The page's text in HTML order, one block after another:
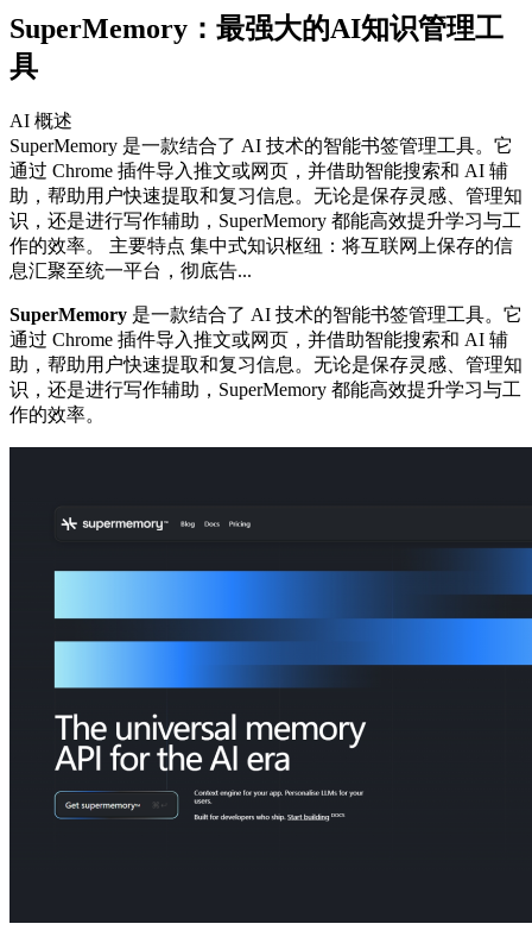
SuperMemory：最强大的AI知识管理工
具
AI 概述
SuperMemory 是一款结合了 AI 技术的智能书签管理工具。它
通过 Chrome 插件导入推文或网页，并借助智能搜索和 AI 辅
助，帮助用户快速提取和复习信息。无论是保存灵感、管理知
识，还是进行写作辅助，SuperMemory 都能高效提升学习与工
作的效率。 主要特点 集中式知识枢纽：将互联网上保存的信
息汇聚至统一平台，彻底告...
SuperMemory 是一款结合了 AI 技术的智能书签管理工具。它
通过 Chrome 插件导入推文或网页，并借助智能搜索和 AI 辅
助，帮助用户快速提取和复习信息。无论是保存灵感、管理知
识，还是进行写作辅助，SuperMemory 都能高效提升学习与工
作的效率。